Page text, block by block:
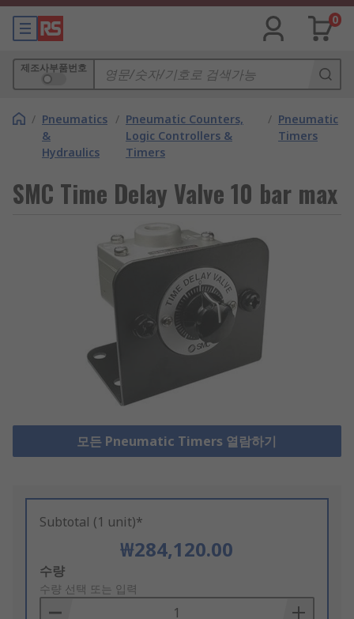
0
제조사부품번호
/ Pneumatics
&
Hydraulics
/ Pneumatic Counters,
Logic Controllers &
Timers
/ Pneumatic
Timers
SMC Time Delay Valve 10 bar max
모든 Pneumatic Timers 열람하기
Subtotal (1 unit)*
₩284,120.00
Add
to
Basket
수량
수량 선택 또는 입력